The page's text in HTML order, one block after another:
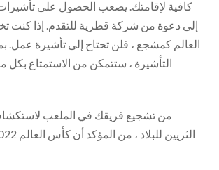
كافية لإقامتك. يصعب الحصول على
إلى دعوة من شركة قطرية للتقدم. إذا
العالم كمشجع ، فلن تحتاج إلى تأشيرة
التأشيرة ، ستتمكن من الاستمتاع بكل
من تشجيع فريقك في الملعب لاستكشاف